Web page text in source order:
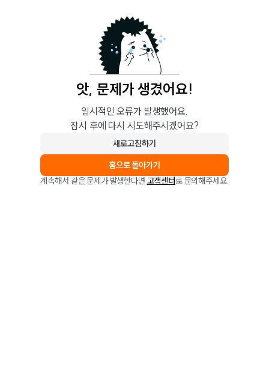
앗, 문제가 생겼어요!
일시적인 오류가 발생했어요.
잠시 후에 다시 시도해주시겠어요?
새로고침하기
홈으로 돌아가기
계속해서 같은 문제가 발생한다면 고객센터로 문의해주세요.